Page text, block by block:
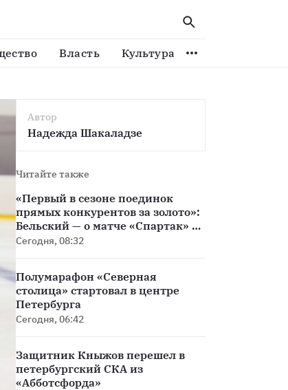
Власть Культура Спорт
Автор
Надежда Шакаладзе
Читайте также
«Первый в сезоне поединок
прямых конкурентов за золото»:
Бельский — о матче «Спартак» —
«Краснодар»
Сегодня, 08:32
Полумарафон «Северная
столица» стартовал в центре
Петербурга
Сегодня, 06:42
Защитник Кныжов перешел в
петербургский СКА из
«Абботсфорда»